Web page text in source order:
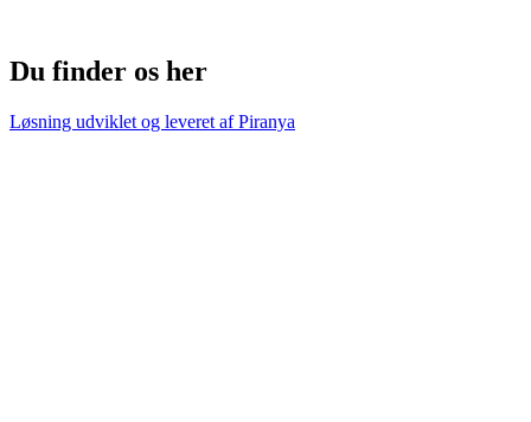
Du finder os her
Løsning udviklet og leveret afPiranya